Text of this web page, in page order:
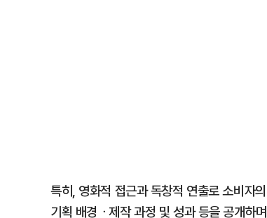
특히, 영화적 접근과 독창적 연출로 소비자
기획 배경ᆞ제작 과정 및 성과 등을 공개하